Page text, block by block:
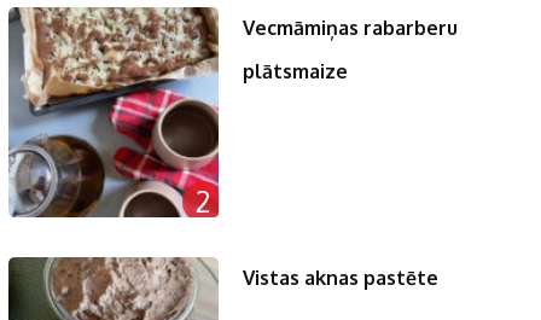
2
Vecmāmiņas rabarberu
plātsmaize
Vistas aknas pastēte